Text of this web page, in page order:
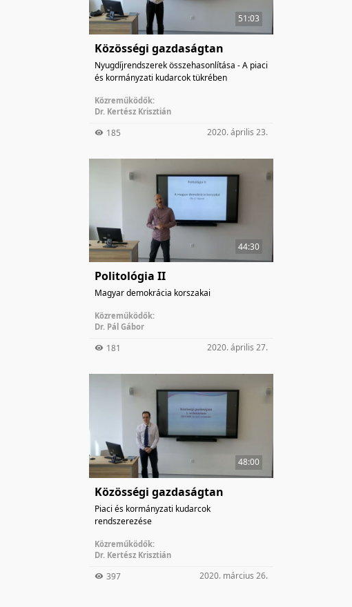
51:03
Közösségi gazdaságtan
Nyugdíjrendszerek összehasonlítása - A piaci
és kormányzati kudarcok tükrében
Közreműködők:
Dr. Kertész Krisztián
185 2020. április 23.
44:30
Politológia II
Magyar demokrácia korszakai
Közreműködők:
Dr. Pál Gábor
181 2020. április 27.
48:00
Közösségi gazdaságtan
Piaci és kormányzati kudarcok
rendszerezése
Közreműködők:
Dr. Kertész Krisztián
397 2020. március 26.